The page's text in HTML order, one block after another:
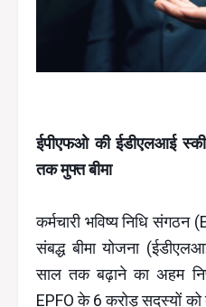
ईपीएफओ की ईडीएलआई
तक मुफ्त बीमा
कर्मचारी भविष्य निधि संगठन
संबद्ध बीमा योजना
साल तक बढ़ाने का अहम
EPFO के 6 करोड़ सदस्यों को